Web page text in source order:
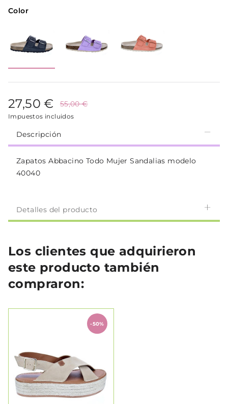
Color
27,50 € 55,00 €
Impuestos incluidos
Descripción
Zapatos Abbacino Todo Mujer Sandalias modelo
40040
Detalles del producto
Los clientes que adquirieron
este producto también
compraron:
-50%